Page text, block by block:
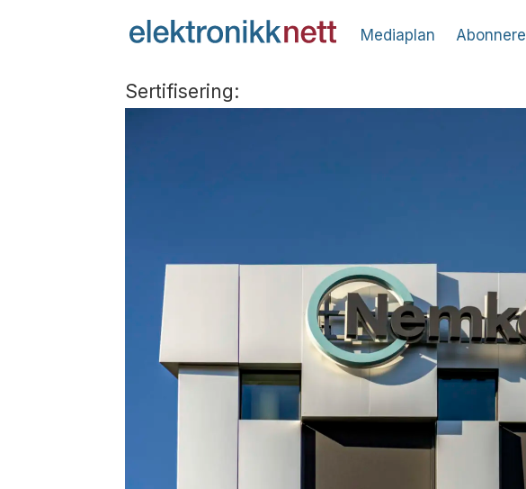
Mediaplan Abonnere
Sertifisering: